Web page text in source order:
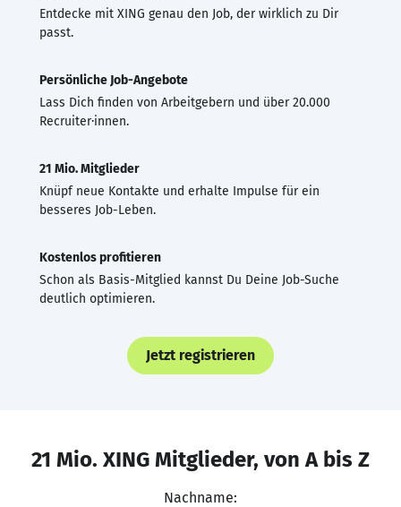
Entdecke mit XING genau den Job, der wirklich zu Dir
passt.
Persönliche Job-Angebote
Lass Dich finden von Arbeitgebern und über 20.000
Recruiter·innen.
21 Mio. Mitglieder
Knüpf neue Kontakte und erhalte Impulse für ein
besseres Job-Leben.
Kostenlos profitieren
Schon als Basis-Mitglied kannst Du Deine Job-Suche
deutlich optimieren.
Jetzt registrieren
21 Mio. XING Mitglieder, von A bis Z
Nachname: